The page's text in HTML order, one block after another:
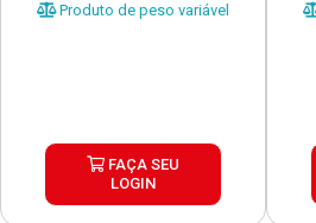
Produto de peso variável
FAÇA SEU
LOGIN